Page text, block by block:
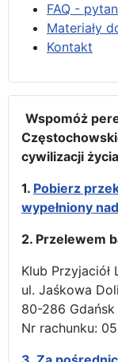
FAQ -
Materiały
Kontakt
Wspomóż
cywilizacji
1. Pobierz
wypełniony
2. Przelewem
Klub Przyjaciół
ul. Jaśkowa
80-286 Gdańsk
Nr rachunku: